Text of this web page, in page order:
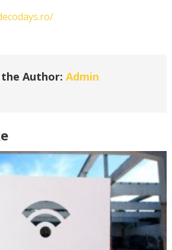
Author: Admin